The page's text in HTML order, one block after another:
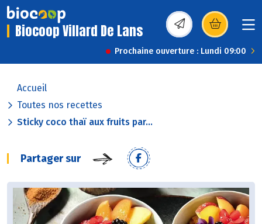
Biocoop Villard De Lans (s’ouvre dans une
Prochaine ouverture : Lundi 09:00
Accueil
Toutes nos recettes
Sticky coco thaï aux fruits par...
Partager sur